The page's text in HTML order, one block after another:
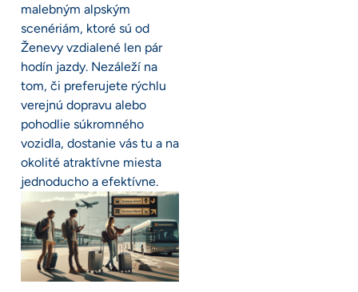
malebným alpským
scenériám, ktoré sú od
Ženevy vzdialené len pár
hodín jazdy. Nezáleží na
tom, či preferujete rýchlu
verejnú dopravu alebo
pohodlie súkromného
vozidla, dostanie vás tu a na
okolité atraktívne miesta
jednoducho a efektívne.